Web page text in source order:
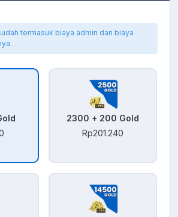
termasuk biaya admin dan biaya
2300 + 200 Gold
Rp201.240